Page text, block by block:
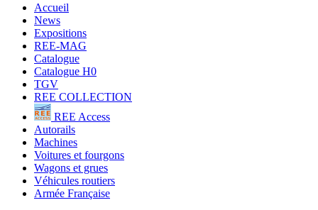
Accueil
News
Expositions
REE-MAG
Catalogue
Catalogue H0
TGV
REE COLLECTION
REE Access
Autorails
Machines
Voitures et fourgons
Wagons et grues
Véhicules routiers
Armée Française